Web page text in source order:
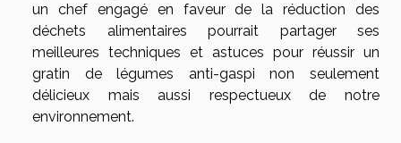
un chef engagé en faveur de la réduction des
déchets alimentaires pourrait partager ses
meilleures techniques et astuces pour réussir un
gratin de légumes anti-gaspi non seulement
délicieux mais aussi respectueux de notre
environnement.